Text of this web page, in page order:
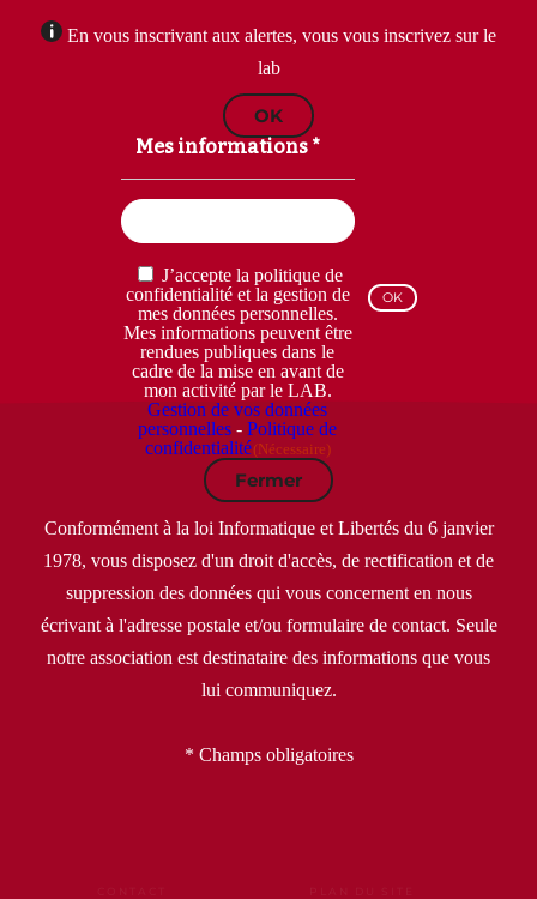
En vous inscrivant aux alertes, vous vous inscrivez sur le
lab
OK
Mes informations *
RGPD
(Nécessaire)
J’accepte la politique de
confidentialité et la gestion de
mes données personnelles.
Mes informations peuvent être
rendues publiques dans le
cadre de la mise en avant de
mon activité par le LAB.
Gestion de vos données
personnelles -Politique de
confidentialité(Nécessaire)
Fermer
Conformément à la loi Informatique et Libertés du 6 janvier
1978, vous disposez d'un droit d'accès, de rectification et de
suppression des données qui vous concernent en nous
écrivant à l'adresse postale et/ou formulaire de contact. Seule
notre association est destinataire des informations que vous
lui communiquez.
* Champs obligatoires